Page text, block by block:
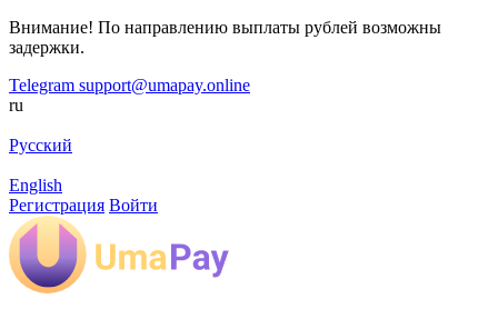
Внимание! По направлению выплаты рублей возможны
задержки.
Telegram support@umapay.online
ru
Русский
English
Регистрация Войти